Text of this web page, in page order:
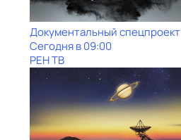
Документальный спецпроект
Сегодня в 09:00
РЕН ТВ